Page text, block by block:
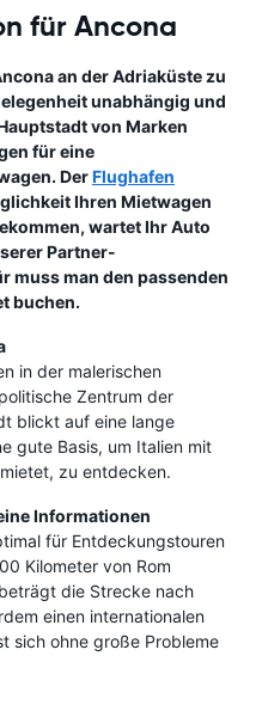
für Ancona
an der Adriaküste zu
unabhängig und
von Marken
für eine
DerFlughafen
Ihren Mietwagen
wartet Ihr Auto
Partner-
muss man den passenden
buchen.
in der malerischen
Zentrum der
blickt auf eine lange
gute Basis, um Italien mit
zu entdecken.
Informationen
für Entdeckungstouren
Kilometer von Rom
die Strecke nach
einen internationalen
sich ohne große Probleme